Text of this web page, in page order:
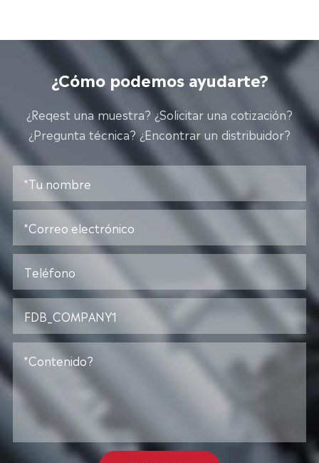
¿Cómo podemos ayudarte?
¿Reqest una muestra? ¿Solicitar una cotización?
¿Pregunta técnica? ¿Encontrar un distribuidor?